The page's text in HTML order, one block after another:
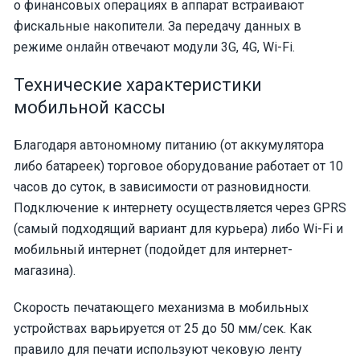
о финансовых операциях в аппарат встраивают
фискальные накопители. За передачу данных в
режиме онлайн отвечают модули 3G, 4G, Wi-Fi.
Технические характеристики
мобильной кассы
Благодаря автономному питанию (от аккумулятора
либо батареек) торговое оборудование работает от 10
часов до суток, в зависимости от разновидности.
Подключение к интернету осуществляется через GPRS
(самый подходящий вариант для курьера) либо Wi-Fi и
мобильный интернет (подойдет для интернет-
магазина).
Скорость печатающего механизма в мобильных
устройствах варьируется от 25 до 50 мм/сек. Как
правило для печати используют чековую ленту